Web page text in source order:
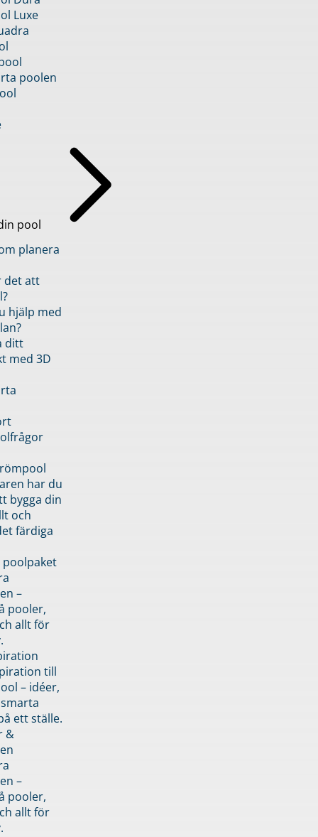
Luxe
poolen
pool
planera
det att
hjälp med
ditt
med 3D
har du
bygga din
och
färdiga
–
pooler,
allt för
till
– idéer,
ett ställe.
&
–
pooler,
allt för